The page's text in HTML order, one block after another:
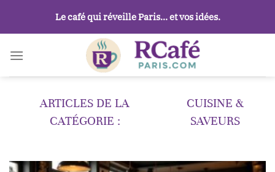
contenu
Le café qui réveille Paris… et vos idées.
CUISINE &
SAVEURS